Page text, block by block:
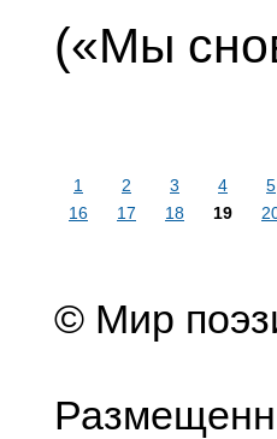
(«Мы
1 2 3 4 5
16
17 18 19
© Мир